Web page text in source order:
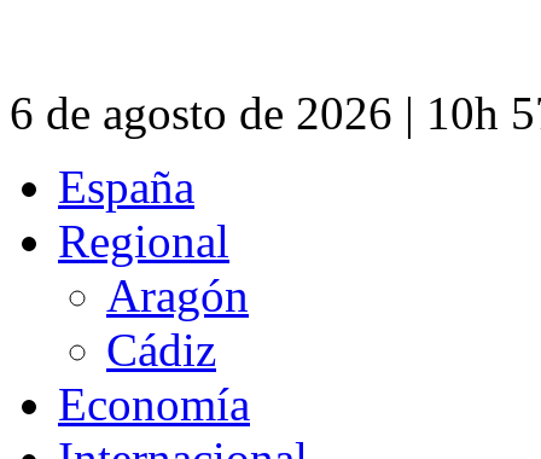
6 de agosto de 2026 | 10h
España
Regional
Aragón
Cádiz
Economía